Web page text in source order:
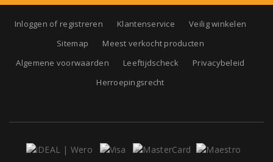
Inloggen of registreren Klantenservice
Veilig winkelen
Sitemap
Meest verkocht producten
Algemene voorwaarden
Leeftijdscheck
Privacybeleid
Herroepingsrecht